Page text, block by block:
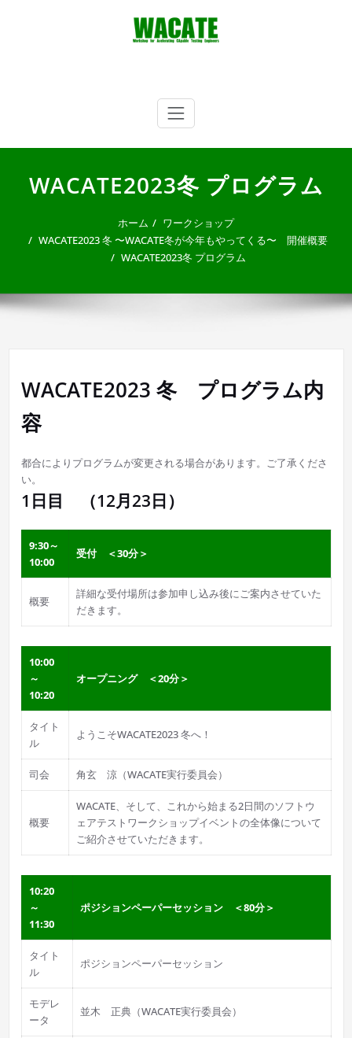
WACATE2023冬 プログラム
ホーム
ワークショップ
WACATE2023 冬 〜WACATE冬が今年もやってくる〜 開催概要
WACATE2023冬 プログラム
WACATE2023 冬 プログラム内
容
都合によりプログラムが変更される場合があります。ご了承くださ
い。
1日目 （12月23日）
9:30～
10:00
受付 ＜30分＞
概要
詳細な受付場所は参加申し込み後にご案内させていた
だきます。
10:00
～
10:20
オープニング ＜20分＞
タイト
ル
ようこそWACATE2023 冬へ！
司会 角玄 涼（WACATE実行委員会）
概要
WACATE、そして、これから始まる2日間のソフトウ
ェアテストワークショップイベントの全体像について
ご紹介させていただきます。
10:20
～
11:30
ポジションペーパーセッション ＜80分＞
タイト
ル
ポジションペーパーセッション
モデレ
ータ
並木 正典（WACATE実行委員会）